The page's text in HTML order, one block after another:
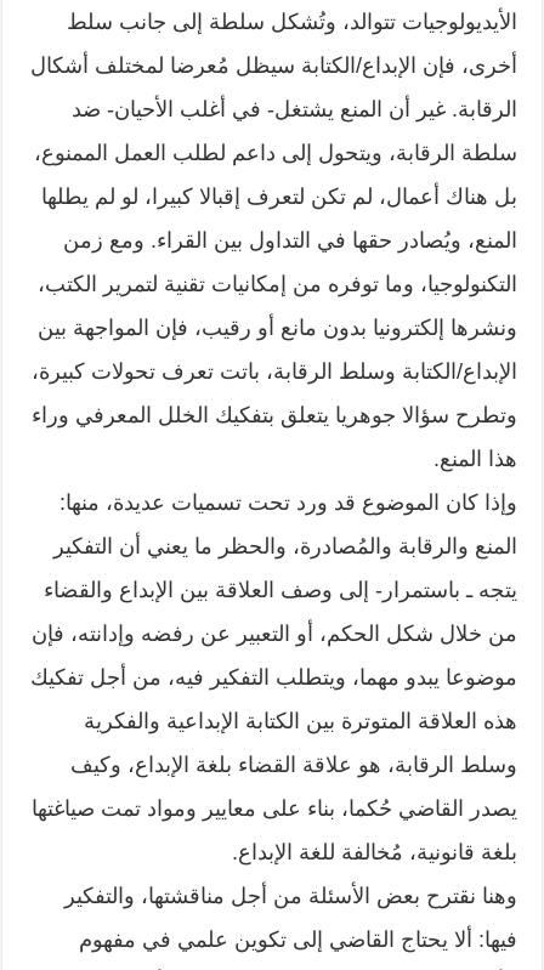
الأيديولوجيات تتوالد، وتُشكل سلطة إلى جانب سلط
أخرى، فإن الإبداع/الكتابة سيظل مُعرضا لمختلف أشكال
الرقابة. غير أن المنع يشتغل- في أغلب الأحيان- ضد
سلطة الرقابة، ويتحول إلى داعم لطلب العمل الممنوع،
بل هناك أعمال، لم تكن لتعرف إقبالا كبيرا، لو لم يطلها
المنع، ويُصادر حقها في التداول بين القراء. ومع زمن
التكنولوجيا، وما توفره من إمكانيات تقنية لتمرير الكتب،
ونشرها إلكترونيا بدون مانع أو رقيب، فإن المواجهة بين
الإبداع/الكتابة وسلط الرقابة، باتت تعرف تحولات كبيرة،
وتطرح سؤالا جوهريا يتعلق بتفكيك الخلل المعرفي وراء
هذا المنع.
وإذا كان الموضوع قد ورد تحت تسميات عديدة، منها:
المنع والرقابة والمُصادرة، والحظر ما يعني أن التفكير
يتجه ـ باستمرار- إلى وصف العلاقة بين الإبداع والقضاء
من خلال شكل الحكم، أو التعبير عن رفضه وإدانته، فإن
موضوعا يبدو مهما، ويتطلب التفكير فيه، من أجل تفكيك
هذه العلاقة المتوترة بين الكتابة الإبداعية والفكرية
وسلط الرقابة، هو علاقة القضاء بلغة الإبداع، وكيف
يصدر القاضي حُكما، بناء على معايير ومواد تمت صياغتها
بلغة قانونية، مُخالفة للغة الإبداع.
وهنا نقترح بعض الأسئلة من أجل مناقشتها، والتفكير
فيها: ألا يحتاج القاضي إلى تكوين علمي في مفهوم